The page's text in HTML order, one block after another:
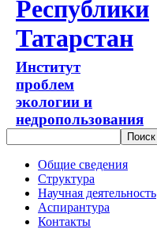
Республики
Татарстан
Институт
проблем
экологии и
недропользования
Общие сведения
Структура
Научная деятельность
Аспирантура
Контакты